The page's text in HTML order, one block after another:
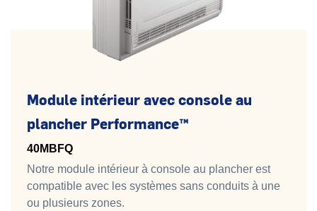
Module intérieur avec console au
plancher Performance™
40MBFQ
Notre module intérieur à console au plancher est
compatible avec les systèmes sans conduits à une
ou plusieurs zones.